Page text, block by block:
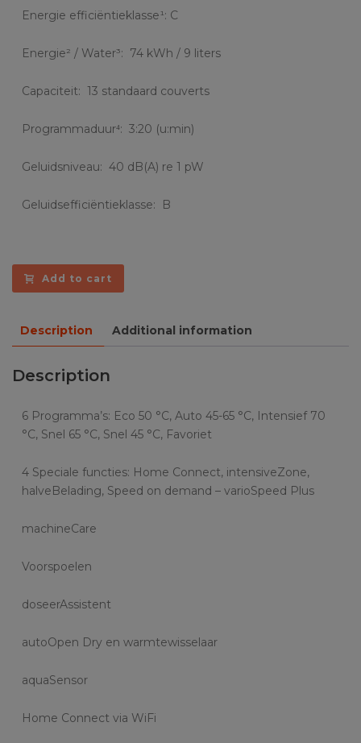
Energie efficiëntieklasse¹: C
Energie² / Water³: 74 kWh / 9 liters
Capaciteit: 13 standaard couverts
Programmaduur⁴: 3:20 (u:min)
Geluidsniveau: 40 dB(A) re 1 pW
Geluidsefficiëntieklasse: B
Add to cart
Description Additional information
Description
6 Programma’s: Eco 50 °C, Auto 45-65 °C, Intensief 70
°C, Snel 65 °C, Snel 45 °C, Favoriet
4 Speciale functies: Home Connect, intensiveZone,
halveBelading, Speed on demand – varioSpeed Plus
machineCare
Voorspoelen
doseerAssistent
autoOpen Dry en warmtewisselaar
aquaSensor
Home Connect via WiFi